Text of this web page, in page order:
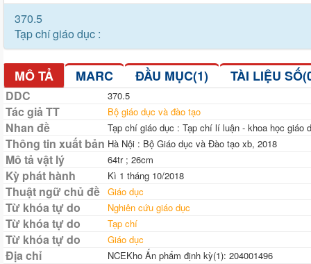
370.5
Tạp chí giáo dục :
MÔ TẢ MARC ĐẦU MỤC(1) TÀI LIỆU
DDC 370.5
Tác giả TT Bộ giáo dục và đào tạo
Nhan đề Tạp chí giáo dục : Tạp chí lí luận - khoa học giáo
Thông tin xuất bản Hà Nội : Bộ Giáo dục và Đào tạo xb, 2018
Mô tả vật lý 64tr ; 26cm
Kỳ phát hành Kì 1 tháng 10/2018
Thuật ngữ chủ đề Giáo dục
Từ khóa tự do Nghiên cứu giáo dục
Từ khóa tự do Tạp chí
Từ khóa tự do Giáo dục
Địa chỉ NCEKho Ấn phẩm định kỳ(1): 204001496